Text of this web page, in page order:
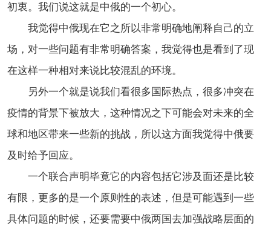
初衷。我们说这就是中俄的一个初心。
我觉得中俄现在它之所以非常明确地阐释自己的立
场，对一些问题有非常明确答案，我觉得也是看到了现
在这样一种相对来说比较混乱的环境。
另外一个就是说我们看很多国际热点，很多冲突在
疫情的背景下被放大，这种情况之下可能会对未来的全
球和地区带来一些新的挑战，所以这方面我觉得中俄要
及时给予回应。
一个联合声明毕竟它的内容包括它涉及面还是比较
有限，更多的是一个原则性的表述，但是可能遇到一些
具体问题的时候，还要需要中俄两国去加强战略层面的